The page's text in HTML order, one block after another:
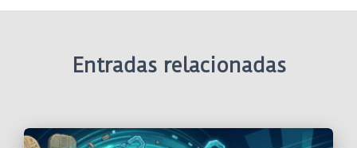
Entradas relacionadas